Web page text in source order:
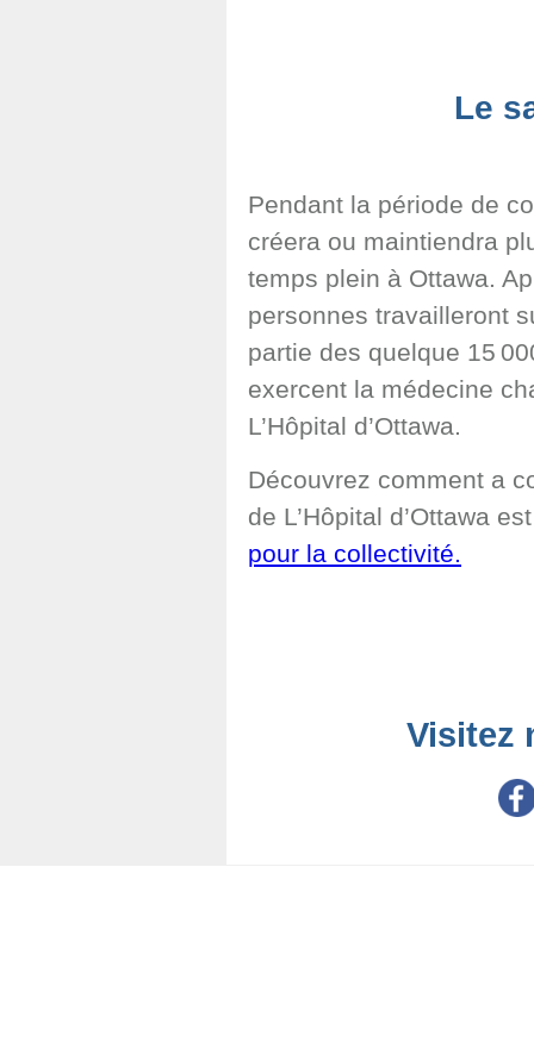
Le
Pendant la période de
créera ou maintiendra
temps plein à Ottawa.
personnes travailleront
partie des quelque 15
exercent la médecine
L’Hôpital d’Ottawa.
Découvrez comment a
de L’Hôpital d’Ottawa
pour la collectivité.
Visitez